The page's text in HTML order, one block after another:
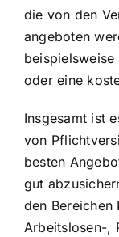
die von den
angeboten
oder eine
Insgesamt ist
von
besten
gut
den
Arbeitslosen-,